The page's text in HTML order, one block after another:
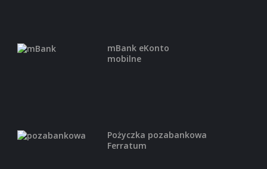
mBank eKonto
mobilne
Pożyczka pozabankowa
Ferratum